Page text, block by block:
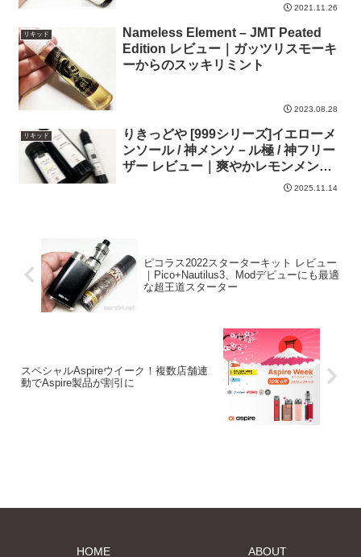
2021.11.26
リキッド
Nameless Element – JMT Peated
Edition レビュー｜ガッツリスモーキ
ーからのスッキリミント
2023.08.28
リキッド
りきっどや [999シリーズ]イエローメ
ンソール / 神メンソ－ル極 / 神フリー
ザー レビュー｜爽やかレモンメンソ
2025.11.14
ピコラス2022スターターキット レビュー
｜Pico+Nautilus3、Modデビューにも最適
な超王道スターター
スペシャルAspireウイーク！複数店舗連
動でAspire製品が割引に
HOME
ABOUT